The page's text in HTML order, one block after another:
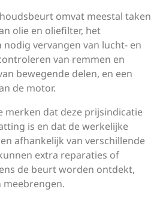
omvat meestal taken
olie en oliefilter, het
vervangen van lucht- en
van remmen en
bewegende delen, en een
de motor.
merken dat deze prijsindicatie
is en dat de werkelijke
afhankelijk van verschillende
extra reparaties of
de beurt worden ontdekt,
meebrengen.